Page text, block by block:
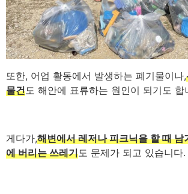
또한, 어업 활동에서 발생하는 폐기물이나,
물건도 해안에 표류하는 원인이 되기도 합
게다가,해변에서 레저나 피크닉을 할 때 남
에 버리는 쓰레기도 문제가 되고 있습니다.